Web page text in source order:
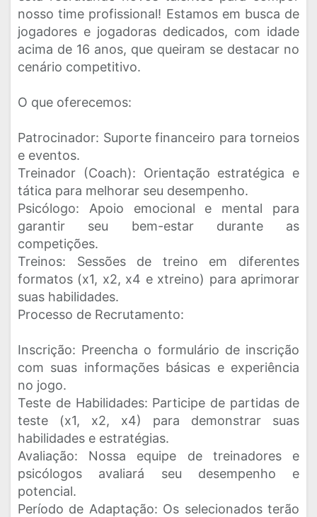
nosso time profissional! Estamos em busca de
jogadores e jogadoras dedicados, com idade
acima de 16 anos, que queiram se destacar no
cenário competitivo.
O que oferecemos:
Patrocinador: Suporte financeiro para torneios
e eventos.
Treinador (Coach): Orientação estratégica e
tática para melhorar seu desempenho.
Psicólogo: Apoio emocional e mental para
garantir seu bem-estar durante as
competições.
Treinos: Sessões de treino em diferentes
formatos (x1, x2, x4 e xtreino) para aprimorar
suas habilidades.
Processo de Recrutamento:
Inscrição: Preencha o formulário de inscrição
com suas informações básicas e experiência
no jogo.
Teste de Habilidades: Participe de partidas de
teste (x1, x2, x4) para demonstrar suas
habilidades e estratégias.
Avaliação: Nossa equipe de treinadores e
psicólogos avaliará seu desempenho e
potencial.
Período de Adaptação: Os selecionados terão